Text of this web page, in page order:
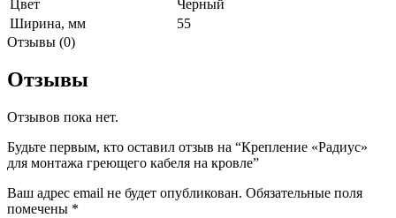
Цвет
Черный
Ширина, мм
55
Отзывы (0)
Отзывы
Отзывов пока нет.
Будьте первым, кто оставил отзыв на “Крепление «Радиус»
для монтажа греющего кабеля на кровле”
Ваш адрес email не будет опубликован. Обязательные поля
помечены *